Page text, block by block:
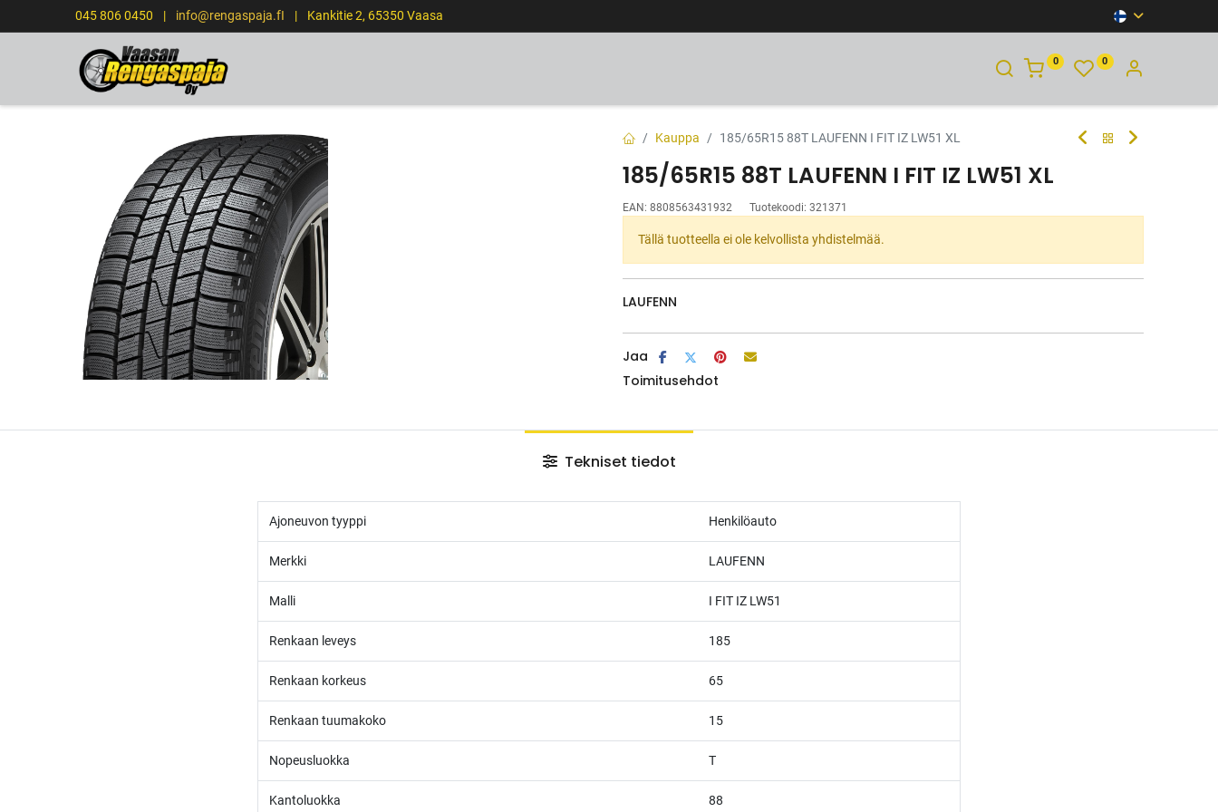
045 806 0450 | info@rengaspaja.fI | Kankitie 2, 65350 Vaasa
0 0
Kauppa 185/65R15 88T LAUFENN I FIT IZ LW51 XL
185/65R15 88T LAUFENN I FIT IZ LW51 XL
EAN: 8808563431932 Tuotekoodi: 321371
Tällä tuotteella ei ole kelvollista yhdistelmää.
LAUFENN
Jaa
Toimitusehdot
Tekniset tiedot
Ajoneuvon tyyppi Henkilöauto
Merkki LAUFENN
Malli I FIT IZ LW51
Renkaan leveys 185
Renkaan korkeus 65
Renkaan tuumakoko 15
Nopeusluokka T
Kantoluokka 88